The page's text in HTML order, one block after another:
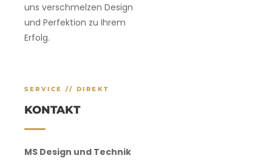
uns verschmelzen Design
und Perfektion zu Ihrem
Erfolg.
SERVICE // DIREKT
KONTAKT
MS Design und Technik